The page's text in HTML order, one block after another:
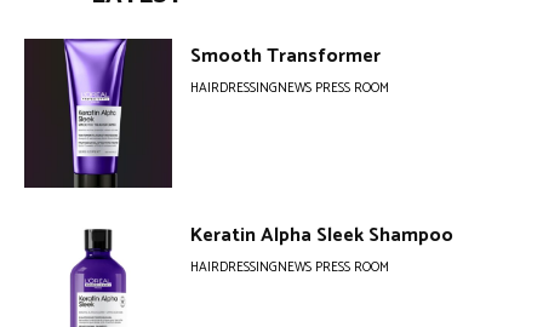
Smooth Transformer
HAIRDRESSINGNEWS PRESS ROOM
Keratin Alpha Sleek Shampoo
HAIRDRESSINGNEWS PRESS ROOM